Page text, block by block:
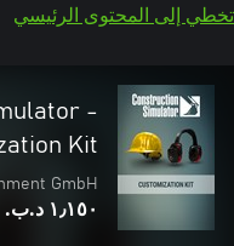
تخطي إلى المحتوى الرئيسي
-
Kit
GmbH
١٫١٥٠ د.ب.‏